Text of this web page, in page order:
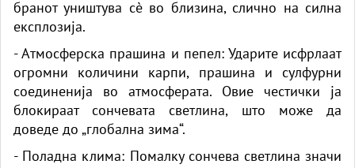
бранот уништува сè во близина, слично на силна
експлозија.
- Атмосферска прашина и пепел: Ударите исфрлаат
огромни количини карпи, прашина и сулфурни
соединенија во атмосферата. Овие честички ја
блокираат сончевата светлина, што може да
доведе до „глобална зима“.
- Поладна клима: Помалку сончева светлина значи